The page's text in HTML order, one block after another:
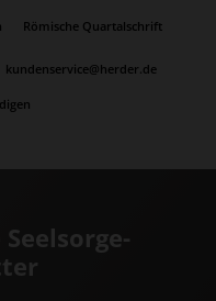
Römische Quartalschrift
kundenservice@herder.de